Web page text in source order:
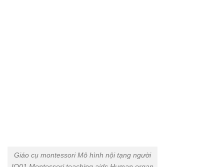
Giáo cụ montessori Mô hình nội tạng người